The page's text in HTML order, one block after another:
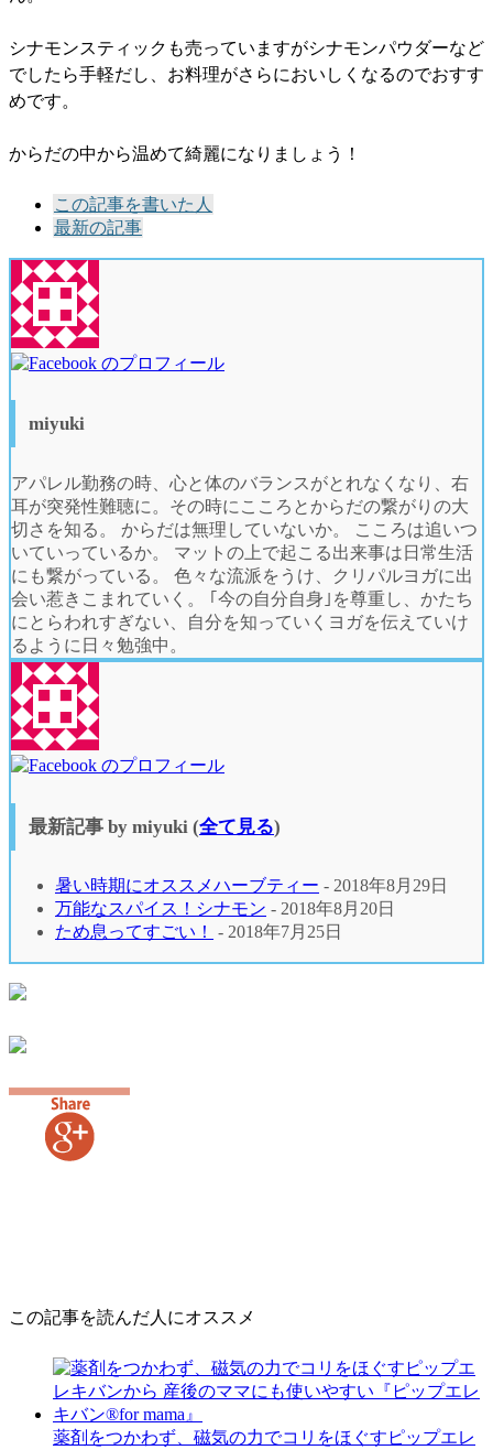
シナモンスティックも売っていますがシナモンパウダーなど
でしたら手軽だし、お料理がさらにおいしくなるのでおすす
めです。
からだの中から温めて綺麗になりましょう！
following
tabs
change
content
below.
この記事を書いた人
最新の記事
miyuki
アパレル勤務の時、心と体のバランスがとれなくなり、右
耳が突発性難聴に。その時にこころとからだの繋がりの大
切さを知る。 からだは無理していないか。 こころは追いつ
いていっているか。 マットの上で起こる出来事は日常生活
にも繋がっている。 色々な流派をうけ、クリパルヨガに出
会い惹きこまれていく。 ｢今の自分自身｣を尊重し、かたち
にとらわれすぎない、自分を知っていくヨガを伝えていけ
るように日々勉強中。
最新記事 by miyuki (全て見る)
暑い時期にオススメハーブティー - 2018年8月29日
万能なスパイス！シナモン - 2018年8月20日
ため息ってすごい！
- 2018年7月25日
この記事を読んだ人にオススメ
薬剤をつかわず、磁気の力でコリをほぐすピップエレ